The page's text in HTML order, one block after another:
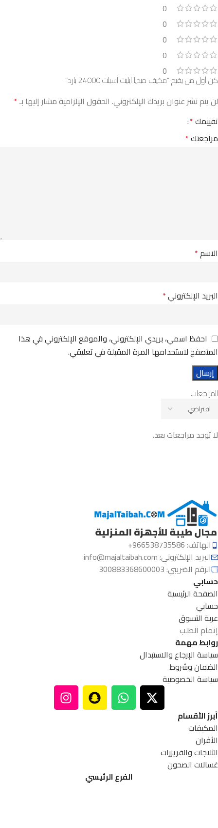
0
0
0
0
0
المراجعات
لا توجد مراجعات بعد.
كن أول من يقيم “مكيف ميديا ايليت اسبلت 24000 بارد”
لن يتم نشر عنوان بريدك الإلكتروني. الحقول الإلزامية مشار إليها بـ*
تقييمك*
مراجعتك*
الاسم*
البريد الإلكتروني*
احفظ اسمي، بريدي الإلكتروني، والموقع الإلكتروني في هذا
المتصفح لاستخدامها المرة المقبلة في تعليقي.
الهاتف: 966538735586+
البريد الإلكتروني:info@majaltaibah.com
الرقم الضريبي: 300883368600003
حسابي
الصفحة الرئيسية
حسابي
عربة التسوق
إتمام الطلب
روابط مهمة
سياسة الإرجاع والاستبدال
الضمان وشروط
سياسة الخصوصية
أبرز الأقسام
المكيفات
الأفران
الثلاجات والفريزرات
غسالات الصحون
الفرع الرئيسي